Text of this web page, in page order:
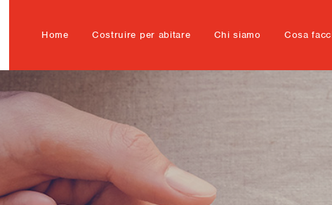
Home Costruire per abitare Chi siamo Cosa